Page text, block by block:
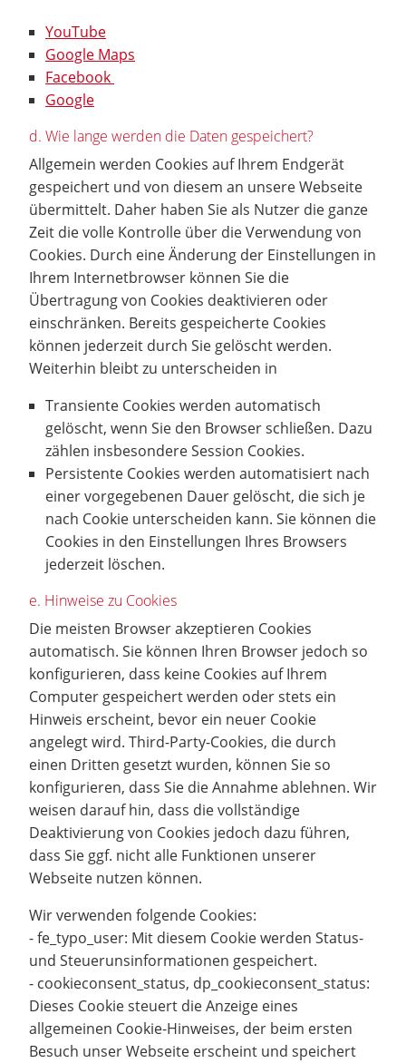
YouTube
Google Maps
Facebook
Google
d. Wie lange werden die Daten gespeichert?
Allgemein werden Cookies auf Ihrem Endgerät
gespeichert und von diesem an unsere Webseite
übermittelt. Daher haben Sie als Nutzer die ganze
Zeit die volle Kontrolle über die Verwendung von
Cookies. Durch eine Änderung der Einstellungen in
Ihrem Internetbrowser können Sie die
Übertragung von Cookies deaktivieren oder
einschränken. Bereits gespeicherte Cookies
können jederzeit durch Sie gelöscht werden.
Weiterhin bleibt zu unterscheiden in
Transiente Cookies werden automatisch
gelöscht, wenn Sie den Browser schließen. Dazu
zählen insbesondere Session Cookies.
Persistente Cookies werden automatisiert nach
einer vorgegebenen Dauer gelöscht, die sich je
nach Cookie unterscheiden kann. Sie können die
Cookies in den Einstellungen Ihres Browsers
jederzeit löschen.
e. Hinweise zu Cookies
Die meisten Browser akzeptieren Cookies
automatisch. Sie können Ihren Browser jedoch so
konfigurieren, dass keine Cookies auf Ihrem
Computer gespeichert werden oder stets ein
Hinweis erscheint, bevor ein neuer Cookie
angelegt wird. Third-Party-Cookies, die durch
einen Dritten gesetzt wurden, können Sie so
konfigurieren, dass Sie die Annahme ablehnen. Wir
weisen darauf hin, dass die vollständige
Deaktivierung von Cookies jedoch dazu führen,
dass Sie ggf. nicht alle Funktionen unserer
Webseite nutzen können.
Wir verwenden folgende Cookies:
- fe_typo_user: Mit diesem Cookie werden Status-
und Steuerunsinformationen gespeichert.
- cookieconsent_status, dp_cookieconsent_status:
Dieses Cookie steuert die Anzeige eines
allgemeinen Cookie-Hinweises, der beim ersten
Besuch unser Webseite erscheint und speichert